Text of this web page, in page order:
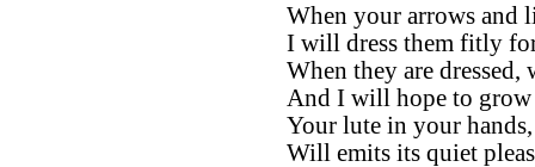
When your arrows and
I will dress them fitly
When they are
And I will hope to
Your lute in your hands,
Will emits its quiet